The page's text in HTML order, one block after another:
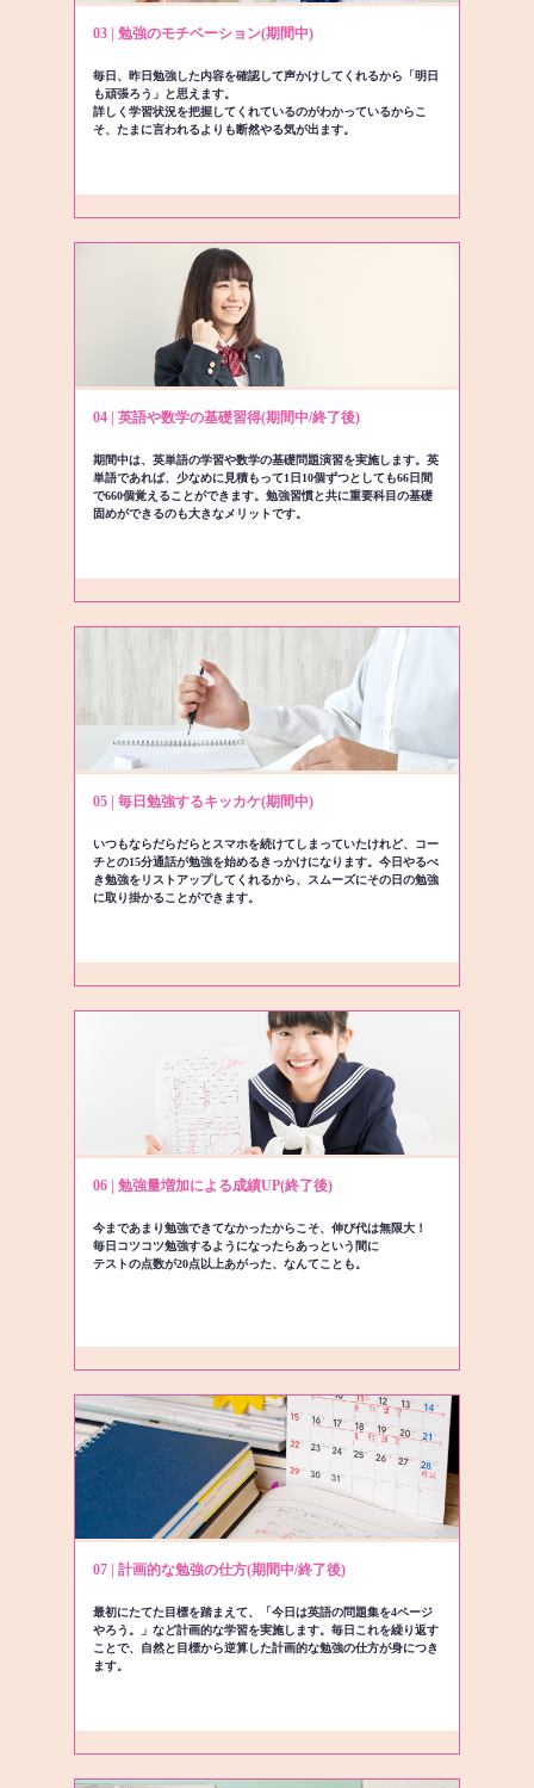
03 | 勉強のモチベーション(期間中)
毎日、昨日勉強した内容を確認して声かけしてくれるから「明日
も頑張ろう」と思えます。
詳しく学習状況を把握してくれているのがわかっているからこ
そ、たまに言われるよりも断然やる気が出ます。
04 | 英語や数学の基礎習得(期間中/終了後)
期間中は、英単語の学習や数学の基礎問題演習を実施します。英
単語であれば、少なめに見積もって1日10個ずつとしても66日間
で660個覚えることができます。勉強習慣と共に重要科目の基礎
固めができるのも大きなメリットです。
05 | 毎日勉強するキッカケ(期間中)
いつもならだらだらとスマホを続けてしまっていたけれど、コー
チとの15分通話が勉強を始めるきっかけになります。今日やるべ
き勉強をリストアップしてくれるから、スムーズにその日の勉強
に取り掛かることができます。
06 | 勉強量増加による成績UP(終了後)
今まであまり勉強できてなかったからこそ、伸び代は無限大！
毎日コツコツ勉強するようになったらあっという間に
テストの点数が20点以上あがった、なんてことも。
07 | 計画的な勉強の仕方(期間中/終了後)
最初にたてた目標を踏まえて、「今日は英語の問題集を4ページ
やろう。」など計画的な学習を実施します。毎日これを繰り返す
ことで、自然と目標から逆算した計画的な勉強の仕方が身につき
ます。